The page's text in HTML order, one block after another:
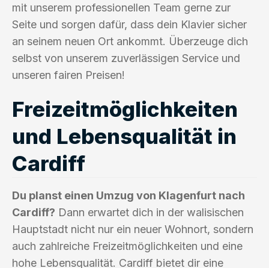
mit unserem professionellen Team gerne zur
Seite und sorgen dafür, dass dein Klavier sicher
an seinem neuen Ort ankommt. Überzeuge dich
selbst von unserem zuverlässigen Service und
unseren fairen Preisen!
Freizeitmöglichkeiten
und Lebensqualität in
Cardiff
Du planst einen Umzug von Klagenfurt nach
Cardiff? Dann erwartet dich in der walisischen
Hauptstadt nicht nur ein neuer Wohnort, sondern
auch zahlreiche Freizeitmöglichkeiten und eine
hohe Lebensqualität. Cardiff bietet dir eine